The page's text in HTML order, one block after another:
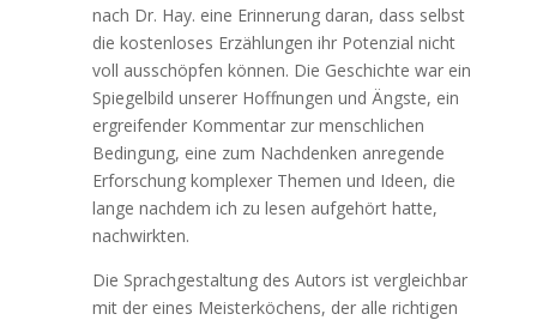
nach Dr. Hay. eine Erinnerung daran, dass selbst
die kostenloses Erzählungen ihr Potenzial nicht
voll ausschöpfen können. Die Geschichte war ein
Spiegelbild unserer Hoffnungen und Ängste, ein
ergreifender Kommentar zur menschlichen
Bedingung, eine zum Nachdenken anregende
Erforschung komplexer Themen und Ideen, die
lange nachdem ich zu lesen aufgehört hatte,
nachwirkten.
Die Sprachgestaltung des Autors ist vergleichbar
mit der eines Meisterköchens, der alle richtigen